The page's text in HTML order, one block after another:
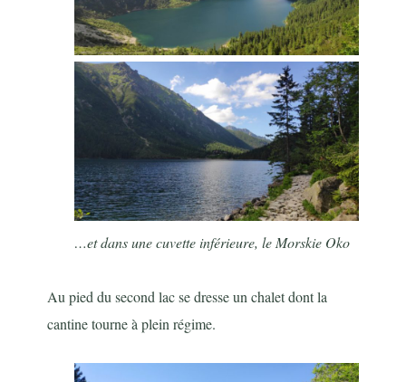
…et dans une cuvette inférieure, le Morskie Oko
Au pied du second lac se dresse un chalet dont la
cantine tourne à plein régime.